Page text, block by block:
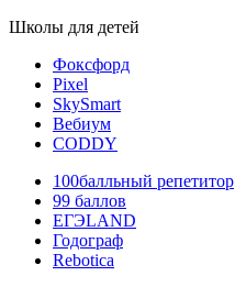
Школы для детей
Фоксфорд
Pixel
SkySmart
Вебиум
CODDY
100балльный репетитор
99 баллов
ЕГЭLAND
Годограф
Rebotica